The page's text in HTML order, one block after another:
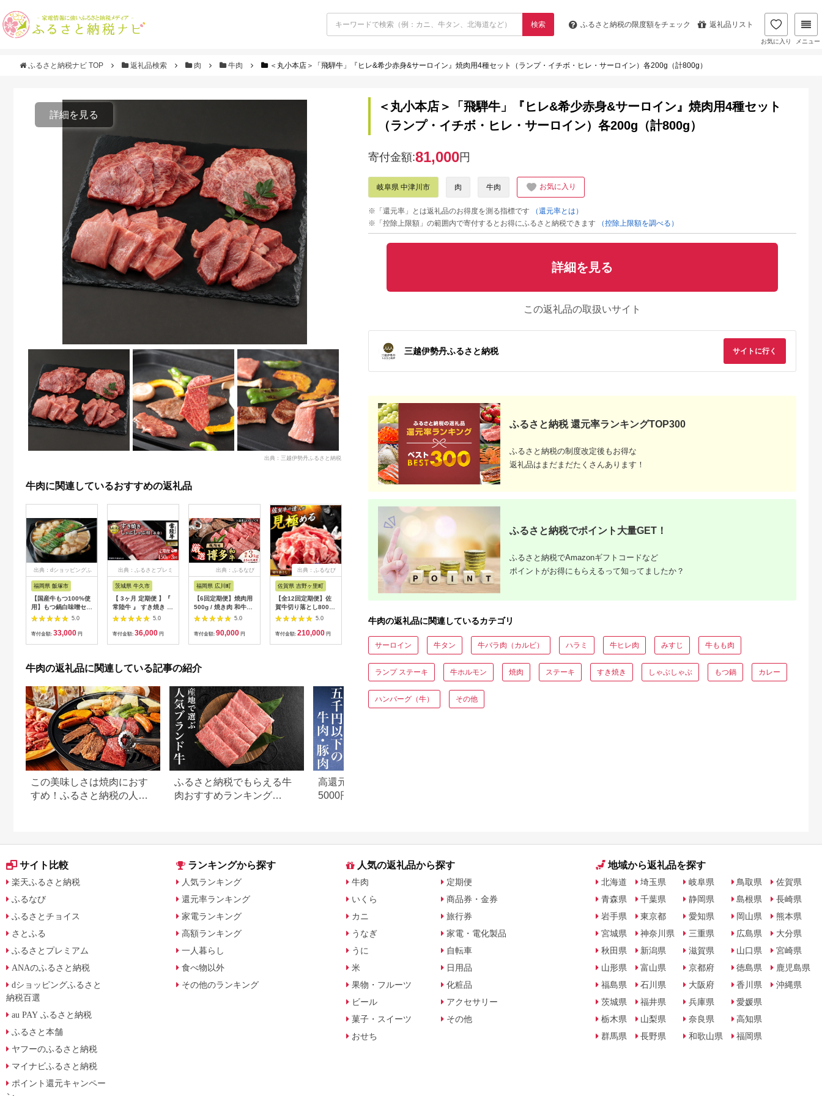
検索 ふるさと納税の限度額をチェック 返礼品リスト
お気に入り メニュー
ふるさと納税ナビ TOP 返礼品検索 肉 牛肉 ＜丸小本店＞「飛騨牛」『ヒレ&希少赤身&サーロイン』焼肉用4種セット（ランプ・イチボ・ヒレ・サーロイン）各200g（計800g）
詳細を見る
出典：三越伊勢丹ふるさと納税
牛肉に関連しているおすすめの返礼品
出典：dショッピングふ
福岡県 飯塚市
【国産牛もつ100%使
用】もつ鍋白味噌セッ
ト 2人前+牛もつ追加
400g【C3-025】
5.0
寄付金額: 33,000 円
出典：ふるさとプレミ
茨城県 牛久市
【 3ヶ月 定期便 】『
常陸牛 』 すき焼き し
ゃぶしゃぶ用 ( 赤身 )
450g ( 茨城県共通返
礼品 ) 牛肉 牛 肉 お肉
A5 黒毛和牛 和牛 国
産黒毛和牛 国産牛 ギ
5.0
寄付金額: 36,000 円
出典：ふるなび
福岡県 広川町
【6回定期便】焼肉用
500g / 焼き肉 和牛
[AFBO071]
5.0
寄付金額: 90,000 円
出典：ふるなび
佐賀県 吉野ヶ里町
【全12回定期便】佐
賀牛切り落とし800g
黒毛和牛 きりおとし
5.0
寄付金額: 210,000 円
出典：ふるなび
BY078
5.0
出典：ふるなび
鳥取県 琴浦町
500g
5.0
出典：ふるさとプレミ
[0719c]
出典：ふるなび
-085
牛肉の返礼品に関連している記事の紹介
この美味しさは焼肉におす
すめ！ふるさと納税の人気
ふるさと納税でもらえる牛
肉おすすめランキング
高還元率！ふるさと納税
5000円以下でおすすめ牛肉
＜丸小本店＞「飛騨牛」『ヒレ&希少赤身&サーロイン』焼肉用4種セット
（ランプ・イチボ・ヒレ・サーロイン）各200g（計800g）
寄付金額:81,000円
岐阜県 中津川市 肉 牛肉 お気に入り
※「還元率」とは返礼品のお得度を測る指標です
（還元率とは）
※「控除上限額」の範囲内で寄付するとお得にふるさと納税できます
（控除上限額を調べる）
詳細を見る
この返礼品の取扱いサイト
三越伊勢丹ふるさと納税 サイトに行く
ふるさと納税 還元率ランキングTOP300
ふるさと納税の制度改定後もお得な
返礼品はまだまだたくさんあります！
ふるさと納税でポイント大量GET！
ふるさと納税でAmazonギフトコードなど
ポイントがお得にもらえるって知ってましたか？
牛肉の返礼品に関連しているカテゴリ
サーロイン 牛タン 牛バラ肉（カルビ） ハラミ 牛ヒレ肉 みすじ 牛もも肉
ランプ ステーキ 牛ホルモン 焼肉 ステーキ すき焼き しゃぶしゃぶ もつ鍋 カレー
ハンバーグ（牛） その他
サイト比較
楽天ふるさと納税
ふるなび
ふるさとチョイス
さとふる
ふるさとプレミアム
ANAのふるさと納税
dショッピングふるさと
納税百選
au PAY ふるさと納税
ふるさと本舗
ヤフーのふるさと納税
マイナビふるさと納税
ポイント還元キャンペー
ランキングから探す
人気ランキング
還元率ランキング
家電ランキング
高額ランキング
一人暮らし
食べ物以外
その他のランキング
人気の返礼品から探す
牛肉
いくら
カニ
うなぎ
うに
米
果物・フルーツ
ビール
菓子・スイーツ
おせち
定期便
商品券・金券
旅行券
家電・電化製品
自転車
日用品
化粧品
アクセサリー
その他
地域から返礼品を探す
北海道
青森県
岩手県
宮城県
秋田県
山形県
福島県
茨城県
栃木県
群馬県
埼玉県
千葉県
東京都
神奈川県
新潟県
富山県
石川県
福井県
山梨県
長野県
岐阜県
静岡県
愛知県
三重県
滋賀県
京都府
大阪府
兵庫県
奈良県
和歌山県
鳥取県
島根県
岡山県
広島県
山口県
徳島県
香川県
愛媛県
高知県
福岡県
佐賀県
長崎県
熊本県
大分県
宮崎県
鹿児島県
沖縄県